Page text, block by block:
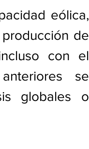
eólica,
de
con el
se
globales o